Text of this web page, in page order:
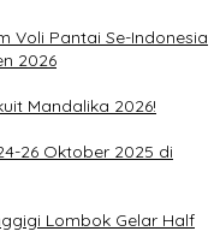
Voli Pantai Se-Indonesia
2026
Mandalika 2026!
26 Oktober 2025 di
Lombok Gelar Half